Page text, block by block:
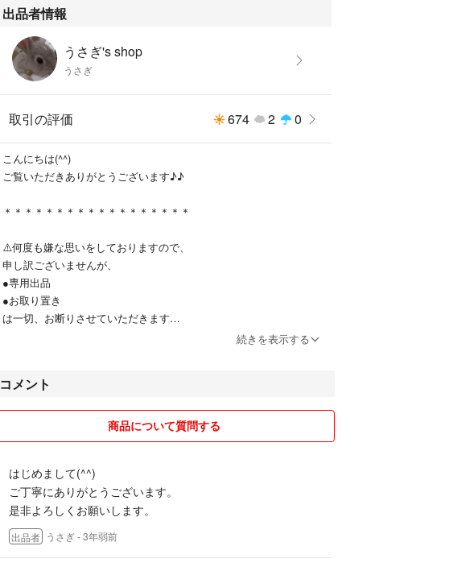
出品者情報
うさぎ's shop
うさぎ
取引の評価 674 2 0
こんにちは(^^)
ご覧いただきありがとうございます♪♪
＊＊＊＊＊＊＊＊＊＊＊＊＊＊＊＊＊＊
⚠️何度も嫌な思いをしておりますので、
申し訳ございませんが、
●専用出品
●お取り置き
は一切、お断りさせていただきます
いろいろなジャンルを幅広く出品しております。
●トラブルを避けるため、クレーム・返品なしでご購入していただけ
る方、used品にご理解していただける方にお譲りさせていただきま
●在庫確認のコメは必要ありません。
即決、即購入、大歓迎です！
●【新品の商品のお値下げ】
続きを表示する
コメント
商品について質問する
はじめまして(^^)
ご丁寧にありがとうございます。
是非よろしくお願いします。
出品者 うさぎ- 3年弱前